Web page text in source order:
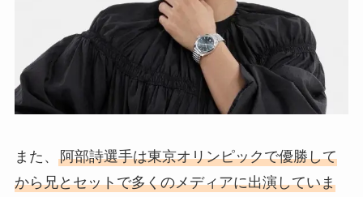
また、 阿部詩選手は東京オリンピックで優勝して
から兄とセットで多くのメディアに出演していま